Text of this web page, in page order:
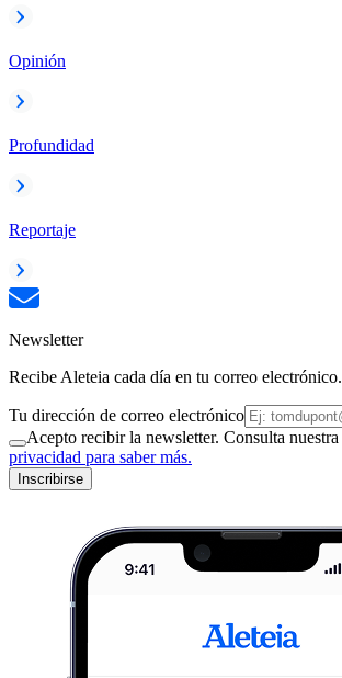
Opinión
Profundidad
Reportaje
Newsletter
Recibe Aleteia cada día en tu correo electrónico.
Tu dirección de correo electrónico
Acepto recibir la newsletter. Consulta nuestra
privacidad para saber más.
Inscribirse